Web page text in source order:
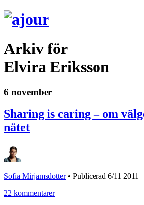
Arkiv för
Elvira Eriksson
6 november
Sharing is caring – om
nätet
Sofia Mirjamsdotter• Publicerad 6/11 2011
22 kommentarer